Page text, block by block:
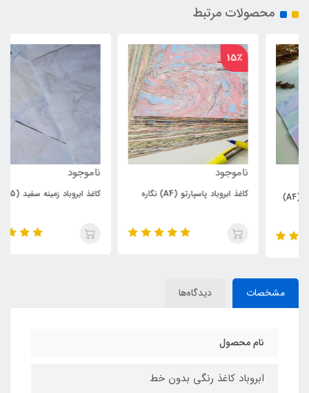
محصولات مرتبط
15٪
کاغذ ابروباد پاسپارتو (A4) نگاره کاغذ ابروباد زمینه سفید (A5)
مشخصات دیدگاه‌ها
نام محصول
ابروباد کاغذ رنگی بدون خط